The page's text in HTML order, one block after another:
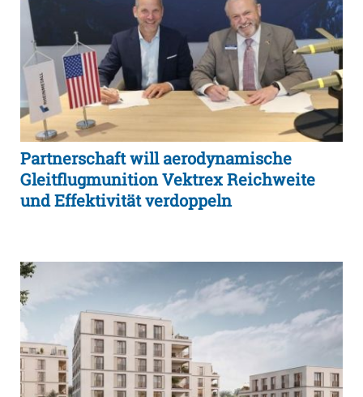
Partnerschaft will aerodynamische
Gleitflugmunition Vektrex Reichweite
und Effektivität verdoppeln